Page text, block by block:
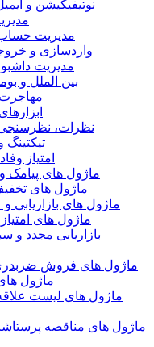
نوتیفیکیشن و
مدیریت
واردسازی و
مدیریت
بین الملل و
مهاجرت
نظرات،
تیکتینگ
امتیاز
ماژول های پیامک
ماژول های
ماژول های بازاریابی
ماژول های
بازاریابی مجدد و
ماژول های فروش
ماژول
ماژول های لیست
ماژول های مناقصه